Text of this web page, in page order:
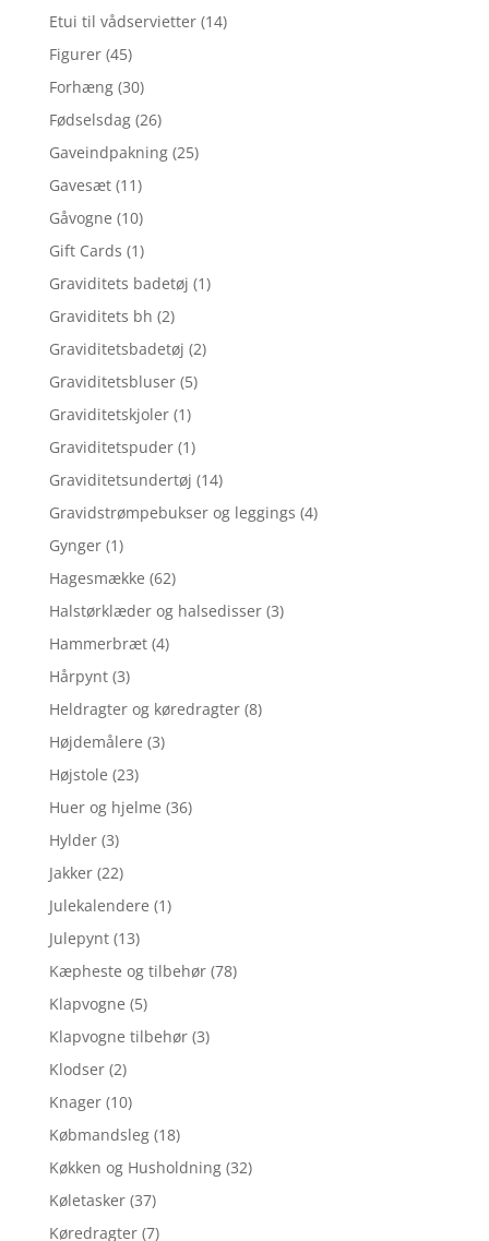
Etui til vådservietter (14)
Figurer (45)
Forhæng (30)
Fødselsdag (26)
Gaveindpakning (25)
Gavesæt (11)
Gåvogne (10)
Gift Cards (1)
Graviditets badetøj (1)
Graviditets bh (2)
Graviditetsbadetøj (2)
Graviditetsbluser (5)
Graviditetskjoler (1)
Graviditetspuder (1)
Graviditetsundertøj (14)
Gravidstrømpebukser og leggings (4)
Gynger (1)
Hagesmække (62)
Halstørklæder og halsedisser (3)
Hammerbræt (4)
Hårpynt (3)
Heldragter og køredragter (8)
Højdemålere (3)
Højstole (23)
Huer og hjelme (36)
Hylder (3)
Jakker (22)
Julekalendere (1)
Julepynt (13)
Kæpheste og tilbehør (78)
Klapvogne (5)
Klapvogne tilbehør (3)
Klodser (2)
Knager (10)
Købmandsleg (18)
Køkken og Husholdning (32)
Køletasker (37)
Køredragter (7)